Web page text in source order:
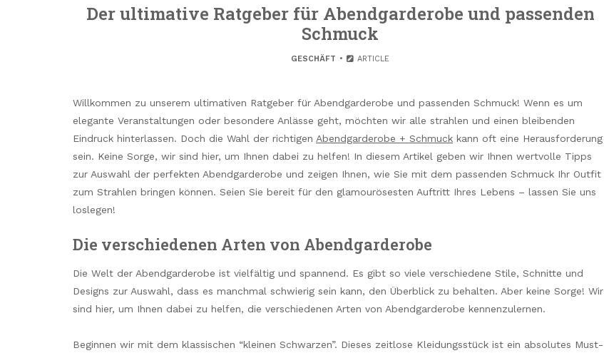
Der ultimative Ratgeber für Abendgarderobe und passenden
Schmuck
GESCHÄFT ARTICLE
Willkommen zu unserem ultimativen Ratgeber für Abendgarderobe und passenden Schmuck! Wenn es um
elegante Veranstaltungen oder besondere Anlässe geht, möchten wir alle strahlen und einen bleibenden
Eindruck hinterlassen. Doch die Wahl der richtigen Abendgarderobe + Schmuck kann oft eine Herausforderung
sein. Keine Sorge, wir sind hier, um Ihnen dabei zu helfen! In diesem Artikel geben wir Ihnen wertvolle Tipps
zur Auswahl der perfekten Abendgarderobe und zeigen Ihnen, wie Sie mit dem passenden Schmuck Ihr Outfit
zum Strahlen bringen können. Seien Sie bereit für den glamourösesten Auftritt Ihres Lebens – lassen Sie uns
loslegen!
Die verschiedenen Arten von Abendgarderobe
Die Welt der Abendgarderobe ist vielfältig und spannend. Es gibt so viele verschiedene Stile, Schnitte und
Designs zur Auswahl, dass es manchmal schwierig sein kann, den Überblick zu behalten. Aber keine Sorge! Wir
sind hier, um Ihnen dabei zu helfen, die verschiedenen Arten von Abendgarderobe kennenzulernen.
Beginnen wir mit dem klassischen “kleinen Schwarzen”. Dieses zeitlose Kleidungsstück ist ein absolutes Must-